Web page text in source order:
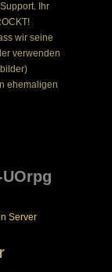
Ihr
wir seine
verwenden
ehemaligen
Server